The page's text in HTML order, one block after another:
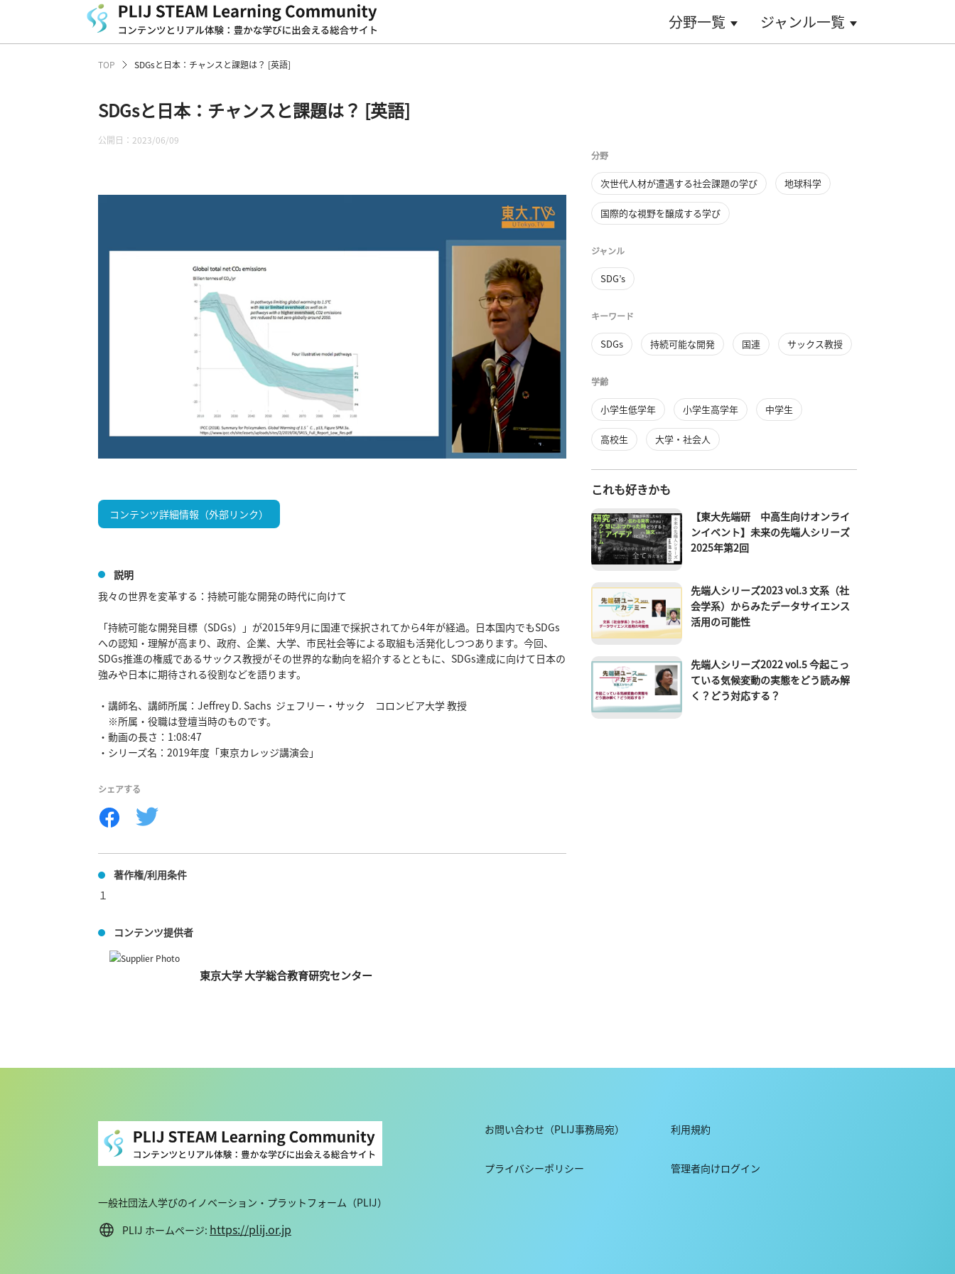
分野一覧 ジャンル一覧
TOP SDGsと日本：チャンスと課題は？ [英語]
SDGsと日本：チャンスと課題は？ [英語]
公開日：2023/06/09
コンテンツ詳細情報（外部リンク）
説明
我々の世界を変革する：持続可能な開発の時代に向けて
「持続可能な開発目標（SDGs）」が2015年9月に国連で採択されてから4年が経過。日本国内でもSDGs
への認知・理解が高まり、政府、企業、大学、市民社会等による取組も活発化しつつあります。今回、
SDGs推進の権威であるサックス教授がその世界的な動向を紹介するとともに、SDGs達成に向けて日本の
強みや日本に期待される役割などを語ります。
・講師名、講師所属：Jeffrey D. Sachs  ジェフリー・サック　コロンビア大学 教授
※所属・役職は登壇当時のものです。
・動画の長さ：1:08:47
・シリーズ名：2019年度「東京カレッジ講演会」
シェアする
著作権/利用条件
１
コンテンツ提供者
東京大学 大学総合教育研究センター
分野
次世代人材が遭遇する社会課題の学び 地球科学
国際的な視野を醸成する学び
ジャンル
SDG’s
キーワード
SDGs 持続可能な開発 国連 サックス教授
学齢
小学生低学年 小学生高学年 中学生
高校生 大学・社会人
これも好きかも
【東大先端研 中高生向けオンライ
ンイベント】未来の先端人シリーズ
2025年第2回
先端人シリーズ2023 vol.3 文系（社
会学系）からみたデータサイエンス
活用の可能性
先端人シリーズ2022 vol.5 今起こっ
ている気候変動の実態をどう読み解
く？どう対応する？
一般社団法人学びのイノベーション・プラットフォーム（PLIJ）
PLIJ ホームページ: https://plij.or.jp
お問い合わせ（PLIJ事務局宛） 利用規約
プライバシーポリシー 管理者向けログイン